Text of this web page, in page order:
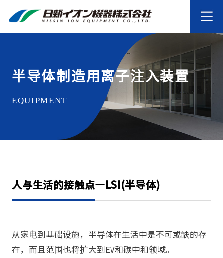
半导体制造用离子注入装置
EQUIPMENT
人与生活的接触点―LSI(半导体)
从家电到基础设施，半导体在生活中是不可或缺的存
在，而且范围也将扩大到EV和碳中和领域。